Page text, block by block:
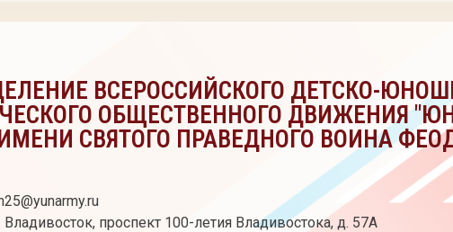
ВСЕРОССИЙСКОГО ДЕТСКО-
ОБЩЕСТВЕННОГО ДВИЖЕНИЯ
СВЯТОГО ПРАВЕДНОГО ВОИНА
проспект 100-летия Владивостока, д. 57А